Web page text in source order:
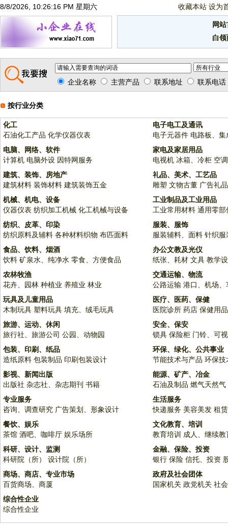
8/8/2026, 10:26:16 PM 星期六 收藏本站 设为
网
白
企业名称 主营产品 联系地址 联系电话
按行业分类
化工
石油化工产品 化学仪器仪表
电子电工及通讯
电子元器件 电路板、集
电脑、网络、软件
计算机 电脑外设 因特网服务
家电及家居用品
电视机 冰箱、冷柜 空调
建筑、装饰、房地产
建筑材料 装饰材料 建筑装饰五金
礼品、美术、工艺品
雕塑 文物古董 广告礼品
机械、机电、设备
仪器仪表 纺织加工机械 化工机械与设备
工业制品及工业用品
工业常用材料 通用零部
纺织、皮革、印染
纺织原料及辅料 各种材料织物 布匹面料
服装、服饰
服装辅料、面料 针织服
食品、饮料、烟酒
饮料 矿泉水、纯净水 零食、方便食品
办公文教及光仪
纸张、耗材 文具 教学
农林牧渔
花卉、园林 种植业 养殖业 林业
交通运输、物流
公路运输 港口、机场、
玩具及儿童用品
木制玩具 塑料玩具 填充、绒毛玩具
医疗、医药、保健
医院诊所 药店 保健用品
旅游、运动、休闲
旅行社、旅游公司 公园、动物园
安全、保安
锁具 保险柜 门铃、可
包装、印刷、纸品
造纸原料 包装制品 印刷包装设计
环保、绿化、公共事业
节能技术与产品 环保技
影视、新闻出版
出版社 杂志社、杂志期刊 书籍
能源、矿产、冶金
石油及制品 燃气天然气
专业服务
咨询、调查研究 广告策划、形象设计
生活服务
快递服务 美容美发 租
餐饮、娱乐
茶馆 酒吧、咖啡厅 娱乐场所
文化教育、培训
教育培训 成人、继续教
科研、设计、监测
科研院（所）
设计院（所）
金融、保险、投资
银行 保险 信托、投资
商场、商店、专业市场
百货商场、商厦
政府及社会团体
国家机关 政党机关 社
综合性企业
综合性企业